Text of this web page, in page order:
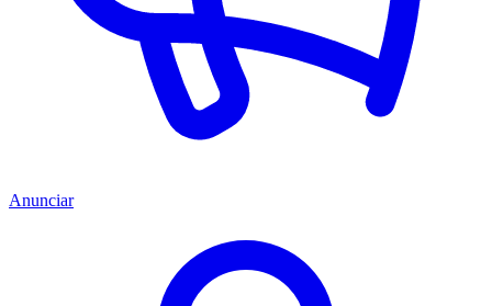
Anunciar